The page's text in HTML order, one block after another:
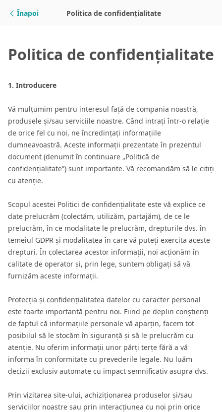
Sari la conținut
Înapoi Politica de confidențialitate
Politica de confidențialitate
1. Introducere
Vă mulțumim pentru interesul față de compania noastră,
produsele și/sau serviciile noastre. Când intrați într-o relație
de orice fel cu noi, ne încredințați informațiile
dumneavoastră. Aceste informații prezentate în prezentul
document (denumit în continuare „Politică de
confidențialitate”) sunt importante. Vă recomandăm să le citiți
cu atenție.
Scopul acestei Politici de confidențialitate este vă explice ce
date prelucrăm (colectăm, utilizăm, partajăm), de ce le
prelucrăm, în ce modalitate le prelucrăm, drepturile dvs. în
temeiul GDPR și modalitatea în care vă puteți exercita aceste
drepturi. În colectarea acestor informații, noi acționăm în
calitate de operator și, prin lege, suntem obligați să vă
furnizăm aceste informații.
Protecția și confidențialitatea datelor cu caracter personal
este foarte importantă pentru noi. Fiind pe deplin conștienți
de faptul că informațiile personale vă aparțin, facem tot
posibilul să le stocăm în siguranță și să le prelucrăm cu
atenție. Nu oferim informații unor părți terțe fără a vă
informa în conformitate cu prevederile legale. Nu luăm
decizii exclusiv automate cu impact semnificativ asupra dvs.
Prin vizitarea site-ului, achiziționarea produselor și/sau
serviciilor noastre sau prin interacțiunea cu noi prin orice